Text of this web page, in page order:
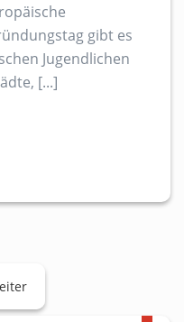
gibt es
Jugendlichen
[...]